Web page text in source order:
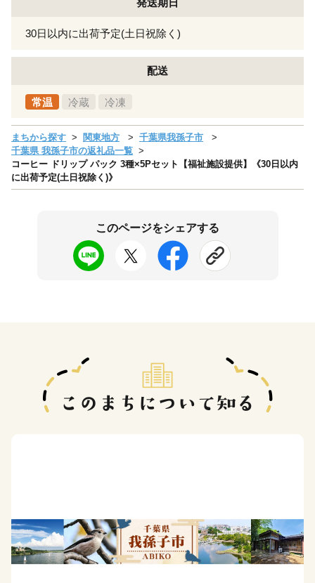
30日以内に出荷予定(土日祝除く)
配送
常温 冷蔵 冷凍
まちから探す 関東地方
千葉県我孫子市
千葉県 我孫子市の返礼品一覧
コーヒー ドリップ パック 3種×5Pセット【福祉施設提供】《30日以内
に出荷予定(土日祝除く)》
このページをシェアする